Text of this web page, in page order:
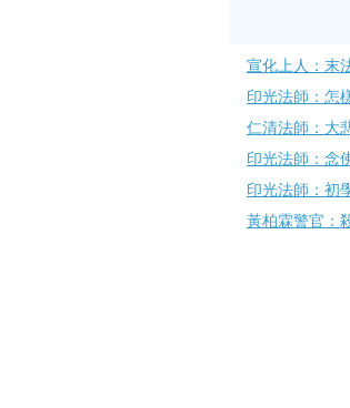
宣化上人：末
印光法師：怎
仁清法師：大
印光法師：念
印光法師：初
黃柏霖警官：